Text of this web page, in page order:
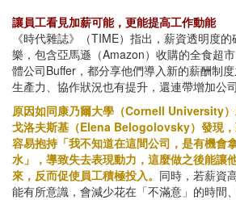
讓員工看見加薪可能，更能提高工作動能
《時代雜誌》（TIME）指出，薪資透明度
樂，包含亞馬遜（Amazon）收購的全食超
體公司Buffer，都分享他們導入新的薪酬制
生產力、協作狀況也有提升，還連帶增加公
原因如同康乃爾大學（Cornell University）
戈洛夫斯基（Elena Belogolovsky）發現
容易抱持「我不知道在這間公司，是有機會
水」，導致失去表現動力，這麼做之後能讓
來，反而促使員工積極投入。 同時，若薪資
能有所意識，會減少花在「不滿意」的時間